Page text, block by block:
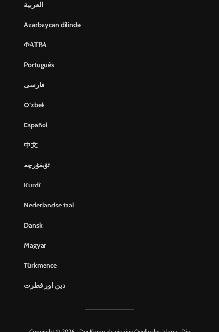
العربية
Azərbaycan dilində
ФАТВА
Português
فارسی
O’zbek
Español
中文
ئۇيغۇرچە
Kurdî
Nederlandse taal
Dansk
Magyar
Türkmence
دین اور فطرت